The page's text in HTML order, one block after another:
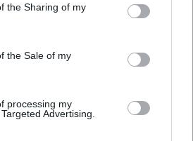
the Sharing of my
the Sale of my
processing my
Advertising.
¡imprime y colorea!
LEER